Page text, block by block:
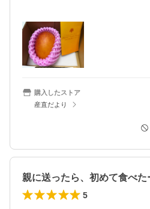
購入したストア
産直だより
5